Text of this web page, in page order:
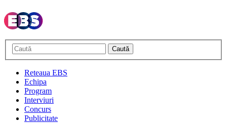
Caută
Reteaua EBS
Echipa
Program
Interviuri
Concurs
Publicitate